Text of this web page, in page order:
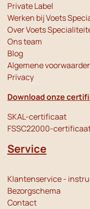
Private Label
Werken bij Voets
Over Voets
Ons team
Blog
Algemene
Privacy
Download onze
SKAL-certificaat
FSSC22000-
Service
Klantenservice -
Bezorgschema
Contact